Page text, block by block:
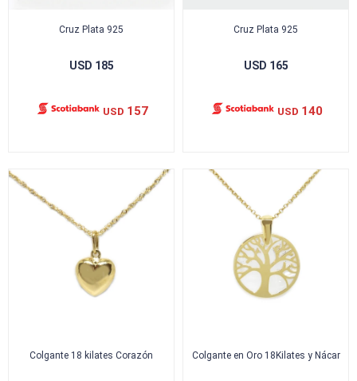
Cruz Plata 925
USD 185
USD 157
Cruz Plata 925
USD 165
USD 140
Colgante 18 kilates Corazón Colgante en Oro 18Kilates y Nácar